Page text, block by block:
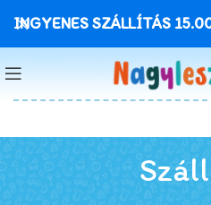
INGYENES SZÁLLÍTÁS